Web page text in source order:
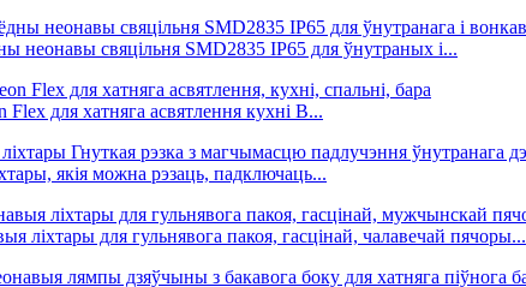
неонавы свяцільня SMD2835 IP65 для ўнутраных і...
для хатняга асвятлення кухні B...
якія можна рэзаць, падключаць...
ліхтары для гульнявога пакоя, гасцінай, чалавечай пячоры...